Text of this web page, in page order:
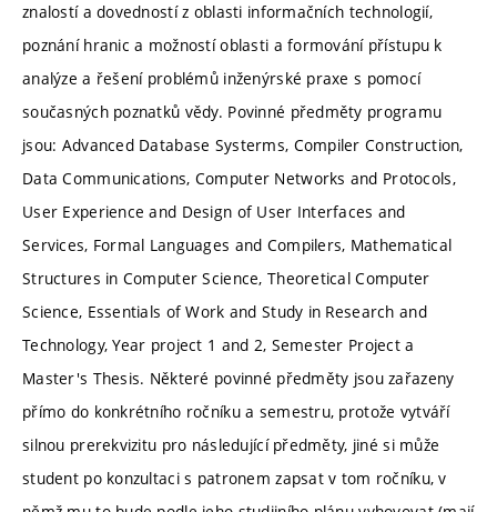
znalostí a dovedností z oblasti informačních technologií,
poznání hranic a možností oblasti a formování přístupu k
analýze a řešení problémů inženýrské praxe s pomocí
současných poznatků vědy. Povinné předměty programu
jsou: Advanced Database Systerms, Compiler Construction,
Data Communications, Computer Networks and Protocols,
User Experience and Design of User Interfaces and
Services, Formal Languages and Compilers, Mathematical
Structures in Computer Science, Theoretical Computer
Science, Essentials of Work and Study in Research and
Technology, Year project 1 and 2, Semester Project a
Master's Thesis. Některé povinné předměty jsou zařazeny
přímo do konkrétního ročníku a semestru, protože vytváří
silnou prerekvizitu pro následující předměty, jiné si může
student po konzultaci s patronem zapsat v tom ročníku, v